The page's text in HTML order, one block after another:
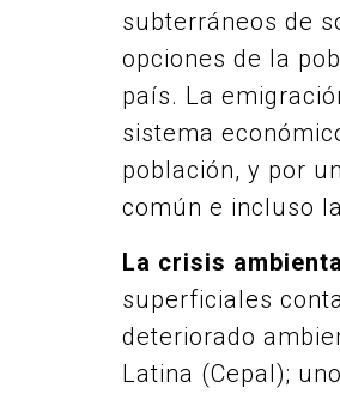
subterráneos de
opciones de la
país. La
sistema
población, y por
común e incluso
La crisis
superficiales
deteriorado
Latina (Cepal);